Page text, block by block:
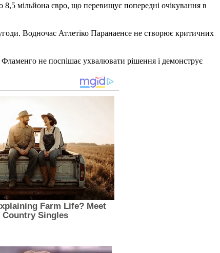
мільйона євро, що перевищує попередні очікування в
Водночас Атлетіко Паранаенсе не створює критичних
не поспішає ухвалювати рішення і демонструє